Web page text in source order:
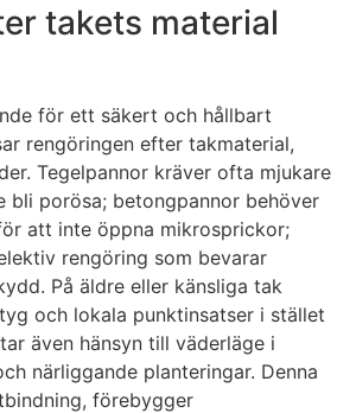
takets material
för ett säkert och hållbart
rengöringen efter takmaterial,
Tegelpannor kräver ofta mjukare
bli porösa; betongpannor behöver
att inte öppna mikrosprickor;
rengöring som bevarar
På äldre eller känsliga tak
och lokala punktinsatser i stället
även hänsyn till väderläge i
närliggande planteringar. Denna
förebygger